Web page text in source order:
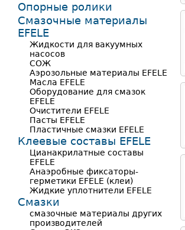
Опорные ролики
Смазочные материалы
EFELE
Жидкости для вакуумных
насосов
СОЖ
Аэрозольные материалы EFELE
Масла EFELE
Оборудование для смазок
EFELE
Очистители EFELE
Пасты EFELE
Пластичные смазки EFELE
Клеевые составы EFELE
Цианакрилатные составы
EFELE
Анаэробные фиксаторы-
герметики EFELE (клеи)
Жидкие уплотнители EFELE
Смазки
смазочные материалы других
производителей